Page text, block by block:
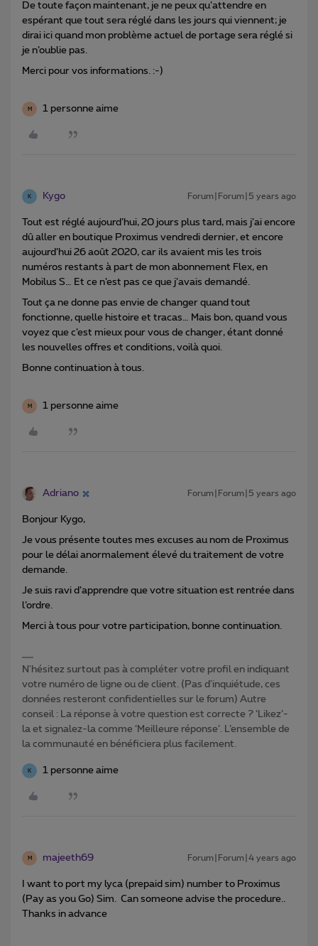
De toute façon maintenant, je ne peux qu’attendre en
espérant que tout sera réglé dans les jours qui viennent; je
dirai ici quand mon problème actuel de portage sera réglé si
je n’oublie pas.
Merci pour vos informations. :-)
M 1 personne aime
K Kygo Forum|Forum|5 years ago
Tout est réglé aujourd’hui, 20 jours plus tard, mais j’ai encore
dû aller en boutique Proximus vendredi dernier, et encore
aujourd’hui 26 août 2020, car ils avaient mis les trois
numéros restants à part de mon abonnement Flex, en
Mobilus S… Et ce n’est pas ce que j’avais demandé.
Tout ça ne donne pas envie de changer quand tout
fonctionne, quelle histoire et tracas… Mais bon, quand vous
voyez que c’est mieux pour vous de changer, étant donné
les nouvelles offres et conditions, voilà quoi.
Bonne continuation à tous.
M 1 personne aime
Adriano Forum|Forum|5 years ago
Bonjour Kygo,
Je vous présente toutes mes excuses au nom de Proximus
pour le délai anormalement élevé du traitement de votre
demande.
Je suis ravi d’apprendre que votre situation est rentrée dans
l’ordre.
Merci à tous pour votre participation, bonne continuation.
N'hésitez surtout pas à compléter votre profil en indiquant
votre numéro de ligne ou de client. (Pas d'inquiétude, ces
données resteront confidentielles sur le forum) Autre
conseil : La réponse à votre question est correcte ? ‘Likez’-
la et signalez-la comme ‘Meilleure réponse’. L’ensemble de
la communauté en bénéficiera plus facilement.
K 1 personne aime
M majeeth69 Forum|Forum|4 years ago
I want to port my lyca (prepaid sim) number to Proximus
(Pay as you Go) Sim. Can someone advise the procedure..
Thanks in advance